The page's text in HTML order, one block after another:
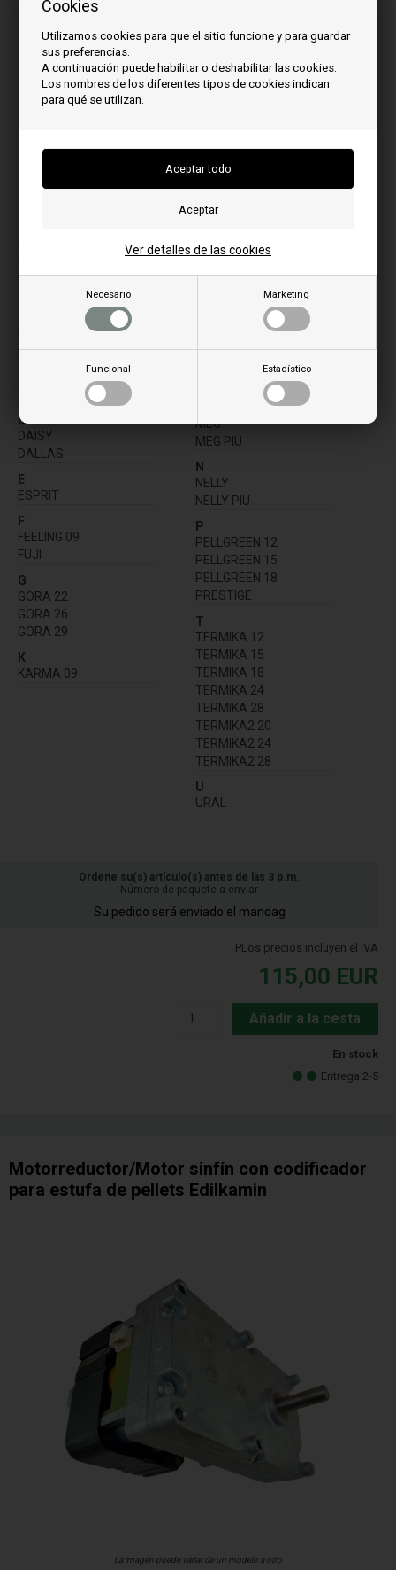
Cookies
Utilizamos cookies para que el sitio funcione y para guardar
sus preferencias.
A continuación puede habilitar o deshabilitar las cookies.
Los nombres de los diferentes tipos de cookies indican
para qué se utilizan.
Necesario Marketing
Funcional Estadístico
Ver detalles de las cookies
para el modelo:
A
ADRIA
ALPEN
ANDE
BASIC PLUS
C
CHARME 09
D
DAISY
DALLAS
E
ESPRIT
F
FEELING 09
FUJI
G
GORA 22
GORA 26
GORA 29
K
KARMA 09
L
LINOSA 12
LINOSA 12 2015
LINOSA 15 2015
LINOSA 18 2015
MEG
MEG PIU
N
NELLY
NELLY PIU
P
PELLGREEN 12
PELLGREEN 15
PELLGREEN 18
PRESTIGE
T
TERMIKA 12
TERMIKA 15
TERMIKA 18
TERMIKA 24
TERMIKA 28
TERMIKA2 20
TERMIKA2 24
TERMIKA2 28
U
URAL
Ordene su(s) artículo(s) antes de las 3 p.m.
Número de paquete a enviar
Su pedido será enviado el mandag
PLos precios incluyen el IVA
115,00 EUR
Añadir a la cesta
En stock
Entrega 2-5
Motorreductor/Motor sinfín con codificador
para estufa de pellets Edilkamin
La imagen puede variar de un modelo a otro